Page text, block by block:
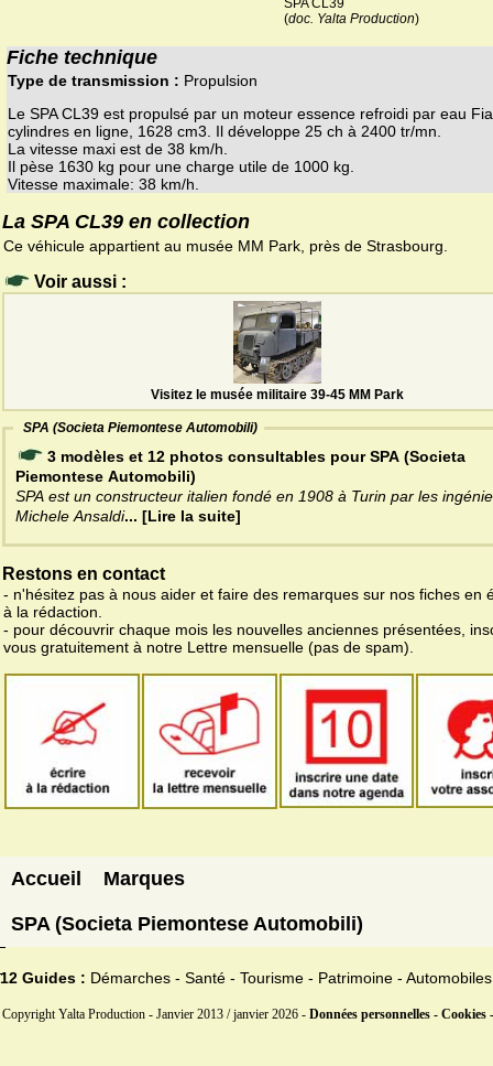
(doc. Yalta Production)
Fiche technique
Type de transmission : Propulsion
Le SPA CL39 est propulsé par un moteur essence refroidi par eau
cylindres en ligne, 1628 cm3. Il développe 25 ch à 2400 tr/mn.
La vitesse maxi est de 38 km/h.
Il pèse 1630 kg pour une charge utile de 1000 kg.
Vitesse maximale: 38 km/h.
La SPA CL39 en collection
Ce véhicule appartient au musée MM Park, près de Strasbourg.
Voir aussi :
Visitez le musée militaire 39-45 MM Park
SPA (Societa Piemontese Automobili)
3 modèles et 12 photos consultables pour SPA (Societa
Piemontese Automobili)
SPA est un constructeur italien fondé en 1908 à Turin par les
Michele Ansaldi... [Lire la suite]
Restons en contact
- n'hésitez pas à nous aider et faire des remarques sur nos fiches en
à la rédaction.
- pour découvrir chaque mois les nouvelles anciennes présentées,
vous gratuitement à notre Lettre mensuelle (pas de spam).
Accueil Marques
SPA (Societa Piemontese Automobili)
12 Guides : Démarches - Santé - Tourisme - Patrimoine - Automobiles
Copyright Yalta Production - Janvier 2013 / janvier 2026 - Données personnelles - Cookies